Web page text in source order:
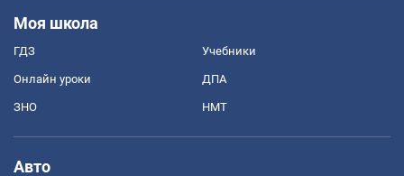
Моя школа
ГДЗ Учебники
Онлайн уроки ДПА
ЗНО НМТ
Авто